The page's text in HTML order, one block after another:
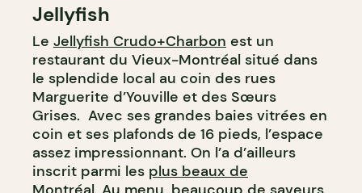
Jellyfish
Le Jellyfish Crudo+Charbon est un
restaurant du Vieux-Montréal situé dans
le splendide local au coin des rues
Marguerite d’Youville et des Sœurs
Grises. Avec ses grandes baies vitrées en
coin et ses plafonds de 16 pieds, l’espace
assez impressionnant. On l’a d’ailleurs
inscrit parmi les plus beaux de